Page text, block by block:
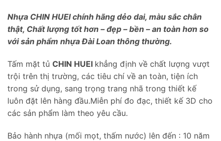
Nhựa CHIN HUEI chính hãng dẻo dai, màu sắc chân
thật, Chất lượng tốt hơn – đẹp – bền – an toàn hơn so
với sản phẩm nhựa Đài Loan thông thường.
Tấm mặt tủ CHIN HUEI khẳng định về chất lượng vượt
trội trên thị trường, các tiêu chí về an toàn, tiện ích
trong sử dụng, sang trọng trang nhã trong thiết kế
luôn đặt lên hàng đầu.Miễn phí đo đạc, thiết kế 3D cho
các sản phẩm làm theo yêu cầu.
Bảo hành nhựa (mối mọt, thấm nước) lên đến : 10 năm